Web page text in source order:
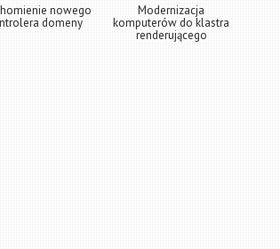
nowego
domeny
Modernizacja
komputerów do klastra
renderującego